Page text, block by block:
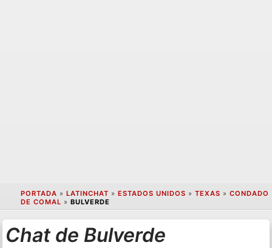
PORTADA » LATINCHAT » ESTADOS UNIDOS » TEXAS » CONDADO
DE COMAL » BULVERDE
Chat de Bulverde